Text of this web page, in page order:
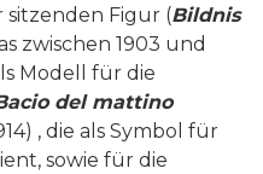
Figur (Bildnis
zwischen 1903 und
Modell für die
del mattino
, die als Symbol für
sowie für die